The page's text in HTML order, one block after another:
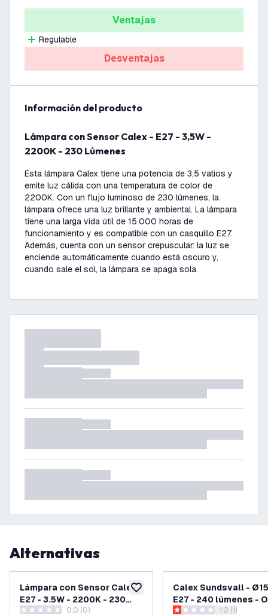
Ventajas
Regulable
Desventajas
información del producto
Lámpara con Sensor Calex - E27 - 3,5W -
2200K - 230 Lúmenes
Esta lámpara Calex tiene una potencia de 3,5 vatios y
emite luz cálida con una temperatura de color de
2200K. Con un flujo luminoso de 230 lúmenes, la
lámpara ofrece una luz brillante y ambiental. La lámpara
tiene una larga vida útil de 15.000 horas de
funcionamiento y es compatible con un casquillo E27.
Además, cuenta con un sensor crepuscular: la luz se
enciende automáticamente cuando está oscuro y,
cuando sale el sol, la lámpara se apaga sola.
Alternativas
añadir a lista de deseos
Lámpara con Sensor Calex -
E27 - 3.5W - 2200K - 230
Lúmenes
0.0 (0)
Calex Sundsvall -
E27 - 240 lúmenes -
abrir el panel
1.0 (1)